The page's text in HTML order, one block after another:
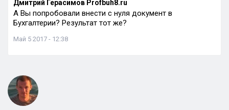
Дмитрий Герасимов Profbuh8.ru
А Вы попробовали внести с нуля документ в
Бухгалтерии? Результат тот же?
Май 5 2017 - 12:38